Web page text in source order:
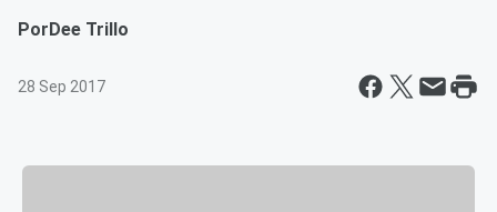
PorDee Trillo
28 Sep 2017